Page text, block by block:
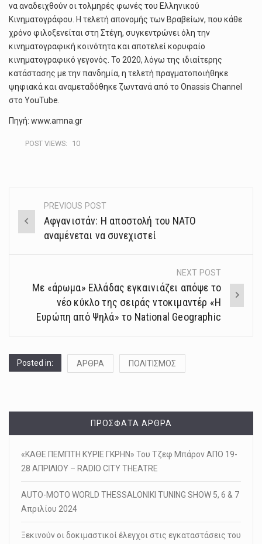
να αναδειχθούν οι τολμηρές φωνές του Ελληνικού
Κινηματογράφου. Η τελετή απονομής των Βραβείων, που κάθε
χρόνο φιλοξενείται στη Στέγη, συγκεντρώνει όλη την
κινηματογραφική κοινότητα και αποτελεί κορυφαίο
κινηματογραφικό γεγονός. Το 2020, λόγω της ιδιαίτερης
κατάστασης με την πανδημία, η τελετή πραγματοποιήθηκε
ψηφιακά και αναμεταδόθηκε ζωντανά από το Onassis Channel
στο YouTube.
Πηγή: www.amna.gr
POST VIEWS: 10
Post
navigation
PREVIOUS POST
Αφγανιστάν: Η αποστολή του NATO
αναμένεται να συνεχιστεί
NEXT POST
Με «άρωμα» Ελλάδας εγκαινιάζει απόψε το
νέο κύκλο της σειράς ντοκιμαντέρ «Η
Ευρώπη από Ψηλά» το National Geographic
Posted in: ΑΡΘΡΑ ΠΟΛΙΤΙΣΜΟΣ
ΠΡΌΣΦΑΤΑ ΆΡΘΡΑ
«ΚΑΘΕ ΠΕΜΠΤΗ ΚΥΡΙΕ ΓΚΡΗΝ» Του Τζεφ Μπάρον ΑΠΟ 19-
28 ΑΠΡΙΛΙΟΥ – RADIO CITY THEATRE
AUTO-MOTO WORLD THESSALONIKI TUNING SHOW 5, 6 & 7
Απριλίου 2024
Ξεκινούν οι δοκιμαστικοί έλεγχοι στις εγκαταστάσεις του